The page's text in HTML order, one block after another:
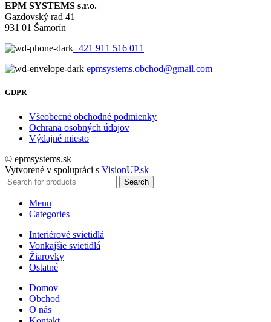
EPM SYSTEMS s.r.o.
Gazdovský rad 41
931 01 Šamorín
+421 911 516 011
epmsystems.obchod@gmail.com
GDPR
Všeobecné obchodné podmienky
Ochrana osobných údajov
Výdajné miesto
© epmsystems.sk
Vytvorené v spolupráci s VisionUP.sk
Search
Menu
Categories
Interiérové svietidlá
Vonkajšie svietidlá
Žiarovky
Ostatné
Domov
Obchod
O nás